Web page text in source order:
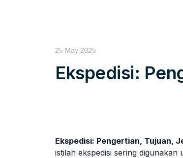
25 May 2025
Ekspedisi:
Ekspedisi: Pengertian, Tujuan,
istilah ekspedisi sering